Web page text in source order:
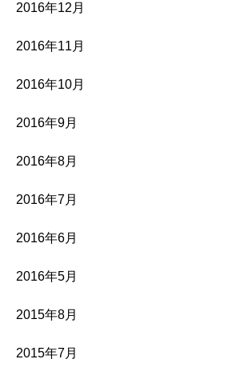
2016年12月
2016年11月
2016年10月
2016年9月
2016年8月
2016年7月
2016年6月
2016年5月
2015年8月
2015年7月